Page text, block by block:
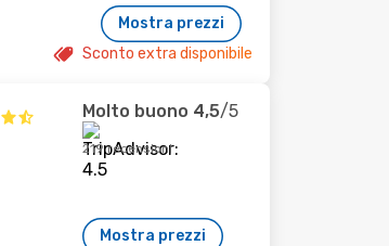
Mostra prezzi
Sconto extra disponibile
Molto buono 4,5/5
219 recensioni
Mostra prezzi